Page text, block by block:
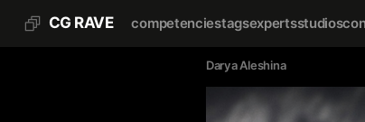
CG RAVE competenciestagsexpertsstudios
Darya Aleshina